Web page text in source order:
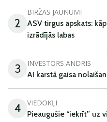
2
BIRŽAS JAUNUMI
ASV tirgus apskats:
izrādījās labas
3 INVESTORS ANDRIS
AI karstā gaisa
4 VIEDOKĻI
Pieaugušie “iekrīt” uz